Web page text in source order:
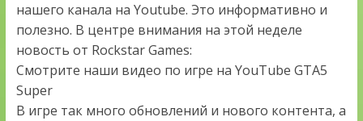
нашего канала на Youtube. Это информативно и
полезно. В центре внимания на этой неделе
новость от Rockstar Games:
Смотрите наши видео по игре на YouTube GTA5
Super
В игре так много обновлений и нового контента, а